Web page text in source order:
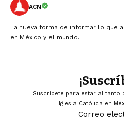
ACN
La nueva forma de informar lo que
en México y el mundo.
Suscríbete para estar al tanto
Iglesia Católica en
Correo